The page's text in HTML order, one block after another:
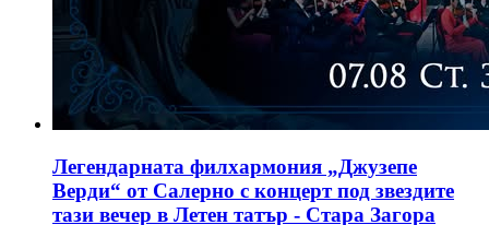
Легендарната филхармония „Джузепе
Верди“ от Салерно с концерт под звездите
тази вечер в Летен татър - Стара Загора